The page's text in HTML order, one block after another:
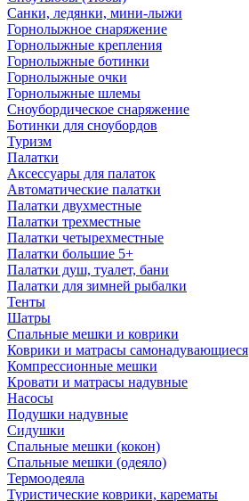
Санки, ледянки, мини-лыжи
Горнолыжное снаряжение
Горнолыжные крепления
Горнолыжные ботинки
Горнолыжные очки
Горнолыжные шлемы
Сноубордическое снаряжение
Ботинки для сноубордов
Туризм
Палатки
Аксессуары для палаток
Автоматические палатки
Палатки двухместные
Палатки трехместные
Палатки четырехместные
Палатки большие 5+
Палатки душ, туалет, бани
Палатки для зимней рыбалки
Тенты
Шатры
Спальные мешки и коврики
Коврики и матрасы самонадувающиеся
Компрессионные мешки
Кровати и матрасы надувные
Насосы
Подушки надувные
Сидушки
Спальные мешки (кокон)
Спальные мешки (одеяло)
Термоодеяла
Туристические коврики, карематы